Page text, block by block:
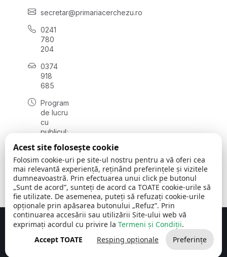
secretar@primariacerchezu.ro
0241
780
204
0374
918
685
Program
de lucru
cu
publicul:
08:00 -
16:30
, vineri:
08:00 -
14:00
Comuna Cerchezu © 2026Toate drepturile rezervate
Concept realizat de Big Media Relații Publice SRL
Acest site folosește cookie
Folosim cookie-uri pe site-ul nostru pentru a vă oferi cea
mai relevantă experiență, reținând preferințele și vizitele
dumneavoastră. Prin efectuarea unui click pe butonul
„Sunt de acord”, sunteți de acord ca TOATE cookie-urile să
fie utilizate. De asemenea, puteți să refuzați cookie-urile
opționale prin apăsarea butonului „Refuz”. Prin
continuarea accesării sau utilizării Site-ului web vă
exprimați acordul cu privire la Termeni și Condiții.
Accept TOATE
Resping opționale Preferințe